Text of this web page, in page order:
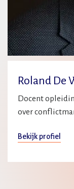
Roland De
Docent
over
Bekijk profiel